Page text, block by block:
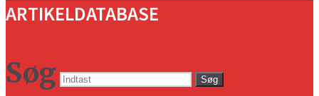
ARTIKELDATABASE
Søg Søg